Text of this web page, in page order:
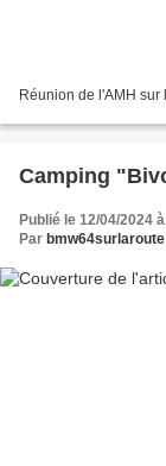
Réunion de l'AMH sur
Camping
Publié le 12/04/2024
Par bmw64surlaroute